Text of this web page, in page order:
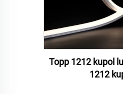
Topp 1212 kupol
1212